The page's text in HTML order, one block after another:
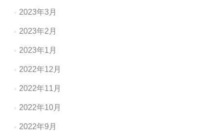
2023年3月
2023年2月
2023年1月
2022年12月
2022年11月
2022年10月
2022年9月